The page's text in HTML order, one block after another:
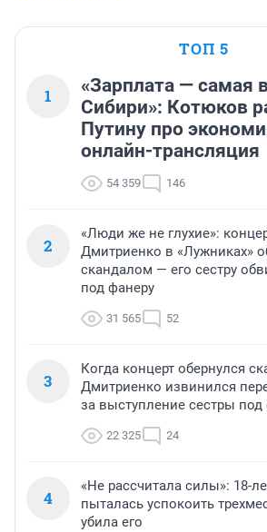
ТОП 5
1
«Зарплата — самая
Сибири»: Котюков
Путину про
онлайн-трансляция
54 359 146
2
«Люди же не глухие»:
Дмитриенко в «Лужниках»
скандалом — его сестру
под фанеру
31 565 52
3
Когда концерт обернулся
Дмитриенко извинился
за выступление сестры под
22 325 24
4
«Не рассчитала силы»: 18-
пыталась успокоить
убила его